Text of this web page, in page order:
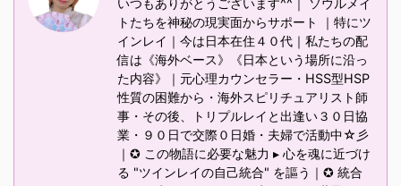
いつもありがとうございます^^｜ ソウルメイ
トたちを神秘の現実面からサポート ｜特にツ
インレイ｜今は日本在住４０代｜私たちの配
信は《海外ベース》《日本という場所に沿っ
た内容》｜元心理カウンセラー・HSS型HSP
性質の困難から・海外スピリチュアリスト師
事・その後、トリプルレイと出逢い３０日協
業・９０日で交際０日婚・夫婦で活動中☆彡
｜✪ この物語に必要な魅力 ▸ 心を魂に近づけ
る "ツインレイの自己統合" を謳う｜✪ 統合